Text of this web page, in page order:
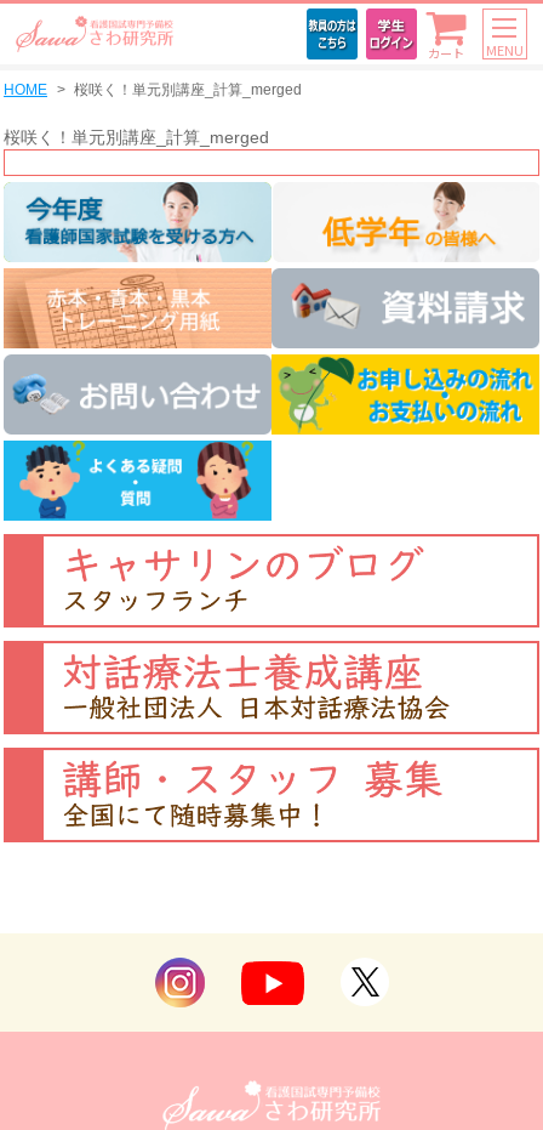
カート MENU
HOME 桜咲く！単元別講座_計算_merged
桜咲く！単元別講座_計算_merged